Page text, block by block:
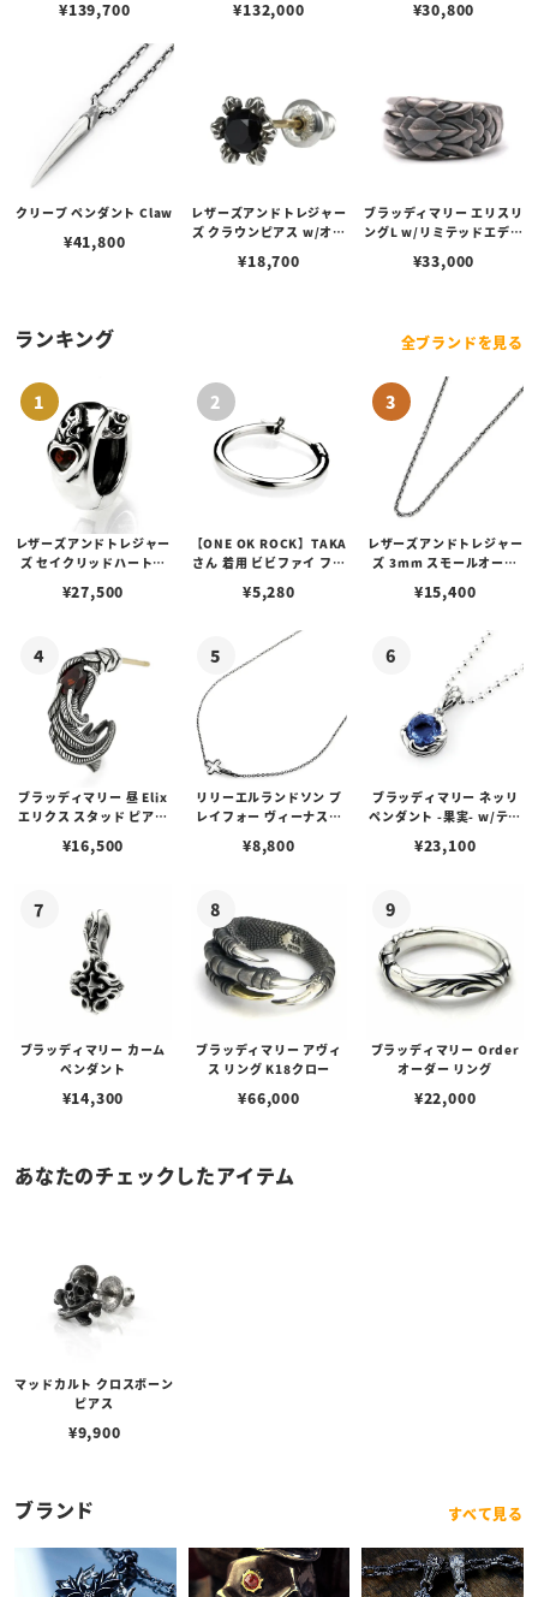
ィング＆ラスティーカスタ
¥139,700 ¥132,000 ¥30,800
クリープ ペンダント Claw
¥41,800
レザーズアンドトレジャー
ズ クラウンピアス w/オニ
¥18,700
ブラッディマリー エリスリ
ングL w/リミテッドエディ
¥33,000
ランキング 全ブランドを見る
レザーズアンドトレジャー
ズ セイクリッドハートピ
¥27,500
【ONE OK ROCK】TAKA
さん 着用 ビビファイ フー
¥5,280
レザーズアンドトレジャー
ズ 3mm スモールオーバ
ブスタークラスプ＆LTロ
¥15,400
ブラッディマリー 昼 Elix
エリクス スタッド ピアス
¥16,500
リリーエルランドソン プ
レイフォー ヴィーナスチ
¥8,800
ブラッディマリー ネッリ
ペンダント -果実- w/ティ
¥23,100
ブラッディマリー カーム
ペンダント
¥14,300
ブラッディマリー アヴィ
ス リング K18クロー
¥66,000
ブラッディマリー Order
オーダー リング
¥22,000
あなたのチェックしたアイテム
マッドカルト クロスボーン
ピアス
¥9,900
ブランド すべて見る